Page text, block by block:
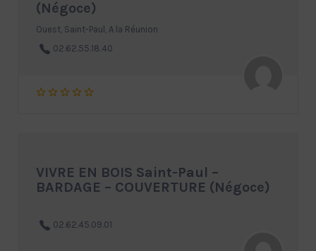
(Négoce)
Ouest, Saint-Paul, A la Réunion
02.62.55.18.40
VIVRE EN BOIS Saint-Paul –
BARDAGE – COUVERTURE (Négoce)
02.62.45.09.01